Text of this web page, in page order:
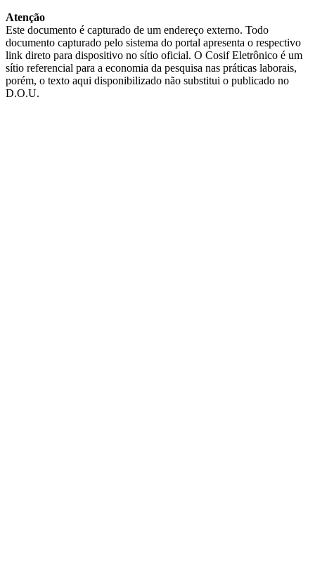
Atenção
Este documento é capturado de um endereço externo. Todo
documento capturado pelo sistema do portal apresenta o respectivo
link direto para dispositivo no sítio oficial. O Cosif Eletrônico é um
sítio referencial para a economia da pesquisa nas práticas laborais,
porém, o texto aqui disponibilizado não substitui o publicado no
D.O.U.